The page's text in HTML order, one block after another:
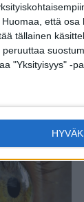
Huomaa, että osa
tällainen
"Yksityisyys" -
Seuraava artikkeli
eräs alue on
kengissä